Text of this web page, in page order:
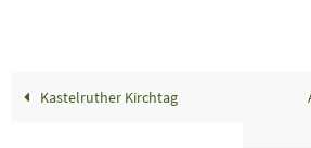
Kastelruther Kirchtag